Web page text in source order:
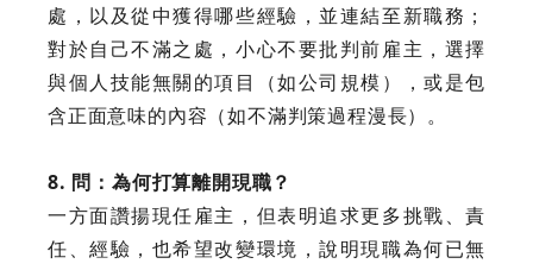
處，以及從中獲得哪些經驗，並連結至新職務；
對於自己不滿之處，小心不要批判前雇主，選擇
與個人技能無關的項目（如公司規模），或是包
含正面意味的內容（如不滿判策過程漫長）。
8. 問：為何打算離開現職？
一方面讚揚現任雇主，但表明追求更多挑戰、責
任、經驗，也希望改變環境，說明現職為何已無